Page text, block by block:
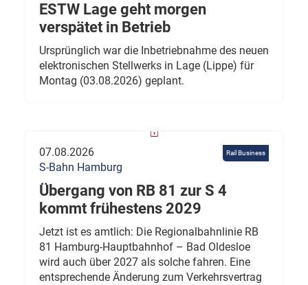
ESTW Lage geht morgen
verspätet in Betrieb
Ursprünglich war die Inbetriebnahme des neuen
elektronischen Stellwerks in Lage (Lippe) für
Montag (03.08.2026) geplant.
Rail Business
07.08.2026
S-Bahn Hamburg
Übergang von RB 81 zur S 4
kommt frühestens 2029
Jetzt ist es amtlich: Die Regionalbahnlinie RB
81 Hamburg-Hauptbahnhof – Bad Oldesloe
wird auch über 2027 als solche fahren. Eine
entsprechende Änderung zum Verkehrsvertrag